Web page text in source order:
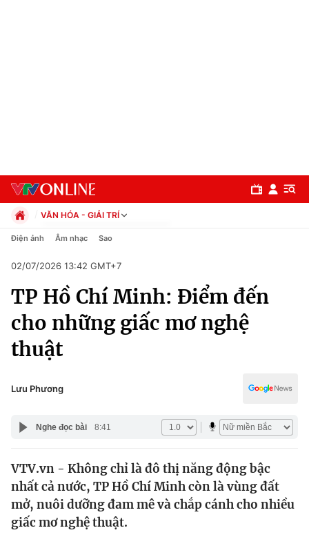
Chuyên mục
Chính trị
Xã hội
Pháp luật
Y tế
Thế giới
Tin tức
Thế giới đó đây
Kinh tế
VĂN HÓA - GIẢI TRÍ
Chính trị
Pháp luật
Kinh tế
Thể thao
Truyền hình
Văn hóa - Giải trí
Y tế
Công nghệ
Điện ảnh Âm nhạc Sao
02/07/2026 13:42 GMT+7
TP Hồ Chí Minh: Điểm đến
cho những giấc mơ nghệ
thuật
Lưu Phương
Nghe đọc bài 8:41
VTV.vn - Không chỉ là đô thị năng động bậc
nhất cả nước, TP Hồ Chí Minh còn là vùng đất
mở, nuôi dưỡng đam mê và chắp cánh cho nhiều
giấc mơ nghệ thuật.